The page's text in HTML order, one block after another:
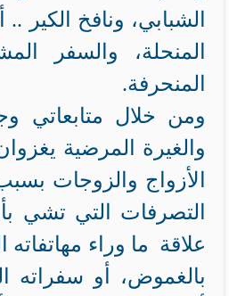
الشبابي، ونافخ الكير
المنحلة، والسفر
المنحرفة.
ومن خلال متابعاتي
والغيرة المرضية
الأزواج والزوجات
التصرفات التي تشي
علاقة ما وراء مهاتفاته
بالغموض، أو سفراته